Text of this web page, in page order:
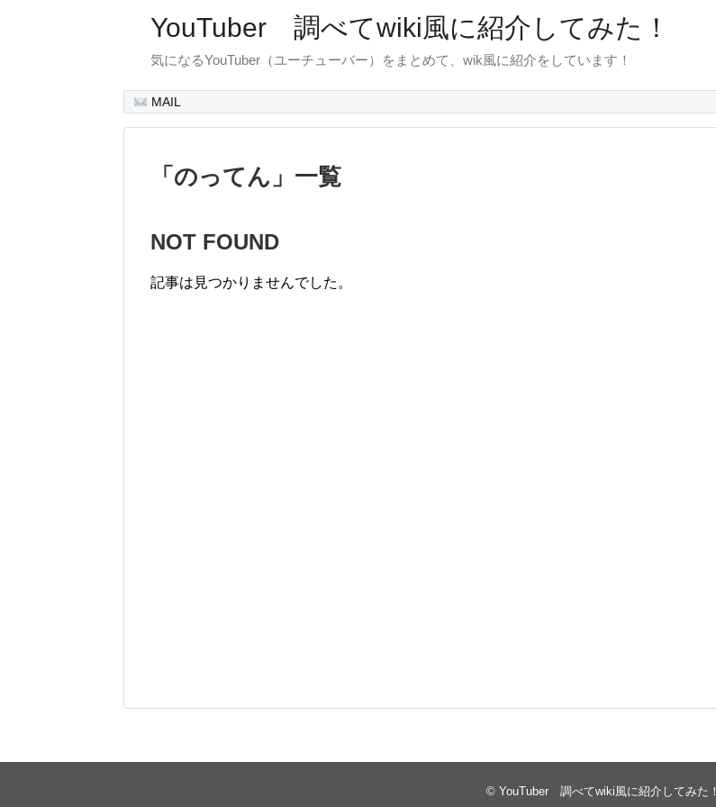
YouTuber 調べてwiki風に紹介してみた！
気になるYouTuber（ユーチューバー）をまとめて、wik風に紹介をしています！
MAIL
「 のってん 」 一覧
NOT FOUND
記事は見つかりませんでした。
© YouTuber 調べてwiki風に紹介してみた！